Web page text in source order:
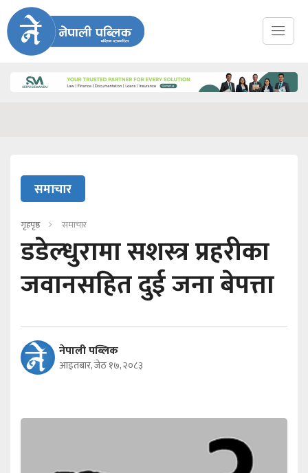
समाचार
गृहपृष्ठ समाचार
डडेल्धुरामा सशस्त्र प्रहरीका
जवानसहित दुई जना बेपत्ता
नेपाली पब्लिक
आइतबार, जेठ १७, २०८३